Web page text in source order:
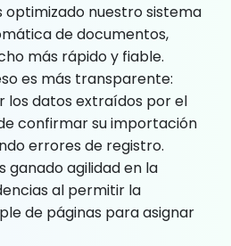
optimizado nuestro sistema
de documentos,
más rápido y fiable.
es más transparente:
los datos extraídos por el
confirmar su importación
errores de registro.
ganado agilidad en la
al permitir la
de páginas para asignar